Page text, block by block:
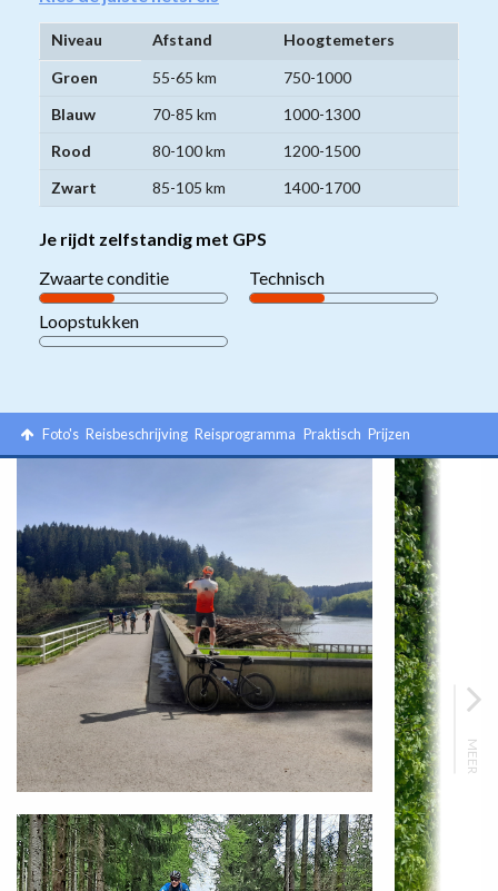
Niveaugroepen
Niveau Afstand
Hoogtemeters
Groen
55-65 km
750-1000
Blauw
70-85 km
1000-1300
Rood
80-100 km
1200-1500
Zwart
85-105 km 1400-1700
Je rijdt zelfstandig met GPS
Zwaarte conditie
Technisch
Loopstukken
Foto's Reisbeschrijving Reisprogramma Praktisch Prijzen
MEER